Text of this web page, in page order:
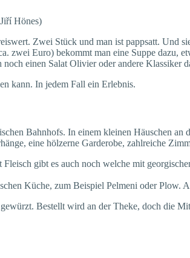
Hönes)
Zwei Stück und man ist pappsatt. Und
zwei Euro) bekommt man eine Suppe dazu,
einen Salat Olivier oder andere Klassiker
kann. In jedem Fall ein Erlebnis.
Bahnhofs. In einem kleinen Häuschen
eine hölzerne Garderobe, zahlreiche
gibt es auch noch welche mit
Küche, zum Beispiel Pelmeni oder Plow.
Bestellt wird an der Theke, doch die